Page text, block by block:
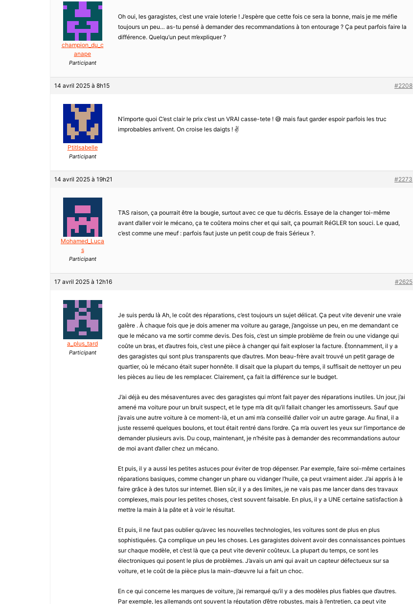
champion_du_c
anape
Participant
Oh oui, les garagistes, c’est une vraie loterie ! J’espère que cette fois ce sera la bonne, mais je me méfie
toujours un peu… as-tu pensé à demander des recommandations à ton entourage ? Ça peut parfois faire la
différence. Quelqu’un peut m’expliquer ?
14 avril 2025 à 8h15 #2208
PtitIsabelle
Participant
N’importe quoi C’est clair le prix c’est un VRAI casse-tete ! 😅 mais faut garder espoir parfois les truc
improbables arrivent. On croise les daigts ! ✌️
14 avril 2025 à 19h21 #2273
Mohamed_Luca
s
Participant
T’AS raison, ça pourrait être la bougie, surtout avec ce que tu décris. Essaye de la changer toi-même
avant d’aller voir le mécano, ça te coûtera moins cher et qui sait, ça pourrait RéGLER ton souci. Le quad,
c’est comme une meuf : parfois faut juste un petit coup de frais Sérieux ?.
17 avril 2025 à 12h16 #2625
a_plus_tard
Participant
Je suis perdu là Ah, le coût des réparations, c’est toujours un sujet délicat. Ça peut vite devenir une vraie
galère . À chaque fois que je dois amener ma voiture au garage, j’angoisse un peu, en me demandant ce
que le mécano va me sortir comme devis. Des fois, c’est un simple problème de frein ou une vidange qui
coûte un bras, et d’autres fois, c’est une pièce à changer qui fait exploser la facture. Étonnamment, il y a
des garagistes qui sont plus transparents que d’autres. Mon beau-frère avait trouvé un petit garage de
quartier, où le mécano était super honnête. Il disait que la plupart du temps, il suffisait de nettoyer un peu
les pièces au lieu de les remplacer. Clairement, ça fait la différence sur le budget.
J’ai déjà eu des mésaventures avec des garagistes qui m’ont fait payer des réparations inutiles. Un jour, j’ai
amené ma voiture pour un bruit suspect, et le type m’a dit qu’il fallait changer les amortisseurs. Sauf que
j’avais une autre voiture à ce moment-là, et un ami m’a conseillé d’aller voir un autre garage. Au final, il a
juste resserré quelques boulons, et tout était rentré dans l’ordre. Ça m’a ouvert les yeux sur l’importance de
demander plusieurs avis. Du coup, maintenant, je n’hésite pas à demander des recommandations autour
de moi avant d’aller chez un mécano.
Et puis, il y a aussi les petites astuces pour éviter de trop dépenser. Par exemple, faire soi-même certaines
réparations basiques, comme changer un phare ou vidanger l’huile, ça peut vraiment aider. J’ai appris à le
faire grâce à des tutos sur internet. Bien sûr, il y a des limites, je ne vais pas me lancer dans des travaux
complexes, mais pour les petites choses, c’est souvent faisable. En plus, il y a UNE certaine satisfaction à
mettre la main à la pâte et à voir le résultat.
Et puis, il ne faut pas oublier qu’avec les nouvelles technologies, les voitures sont de plus en plus
sophistiquées. Ça complique un peu les choses. Les garagistes doivent avoir des connaissances pointues
sur chaque modèle, et c’est là que ça peut vite devenir coûteux. La plupart du temps, ce sont les
électroniques qui posent le plus de problèmes. J’avais un ami qui avait un capteur défectueux sur sa
voiture, et le coût de la pièce plus la main-d’œuvre lui a fait un choc.
En ce qui concerne les marques de voiture, j’ai remarqué qu’il y a des modèles plus fiables que d’autres.
Par exemple, les allemands ont souvent la réputation d’être robustes, mais à l’entretien, ça peut vite